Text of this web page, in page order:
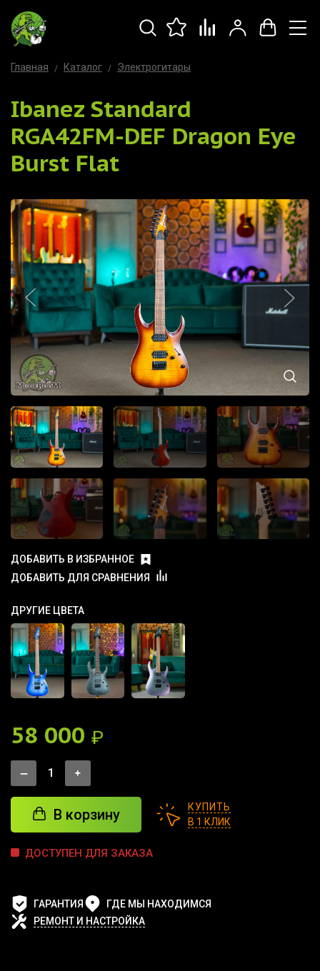
Главная Каталог Электрогитары
Ibanez Standard
RGA42FM-DEF Dragon Eye
Burst Flat
ДОБАВИТЬ В ИЗБРАННОЕ
ДОБАВИТЬ ДЛЯ СРАВНЕНИЯ
ДРУГИЕ ЦВЕТА
58 000 ₽
В корзину
КУПИТЬ
В 1 КЛИК
ДОСТУПЕН ДЛЯ ЗАКАЗА
ГАРАНТИЯ
ГДЕ МЫ НАХОДИМСЯ
РЕМОНТ И НАСТРОЙКА